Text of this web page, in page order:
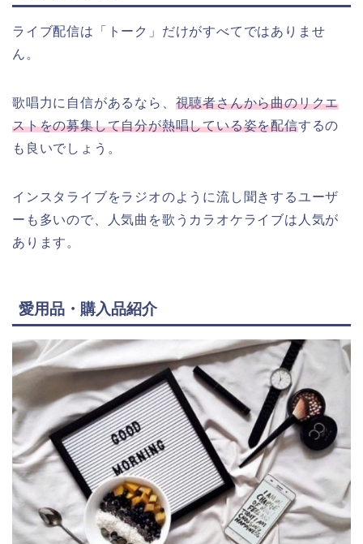
ライブ配信は「トーク」だけがすべてではありませ
ん。
歌唱力に自信があるなら、 視聴者さんから曲のリクエ
ストをの募集して自分が熱唱している姿を配信するの
も良いでしょう。
インスタライブをラジオのように流し聞きするユーザ
ーも多いので、人気曲を歌うカラオケライブは人気が
あります。
愛用品・購入品紹介